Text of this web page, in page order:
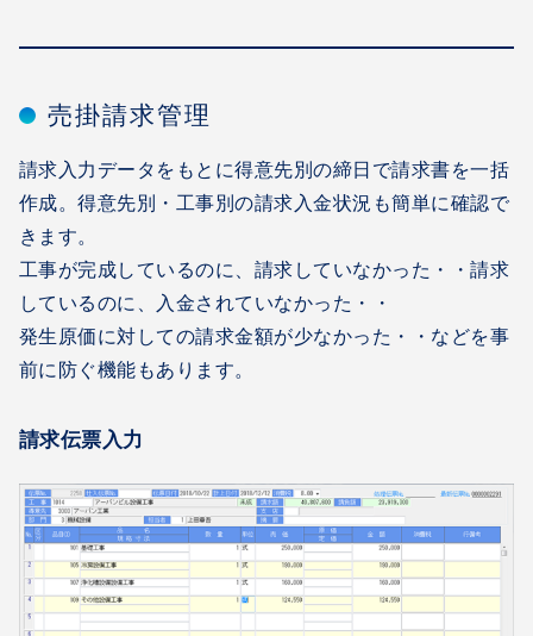
売掛請求管理
請求入力データをもとに得意先別の締日で請求書を一括
作成。得意先別・工事別の請求入金状況も簡単に確認で
きます。
工事が完成しているのに、請求していなかった・・請求
しているのに、入金されていなかった・・
発生原価に対しての請求金額が少なかった・・などを事
前に防ぐ機能もあります。
請求伝票入力